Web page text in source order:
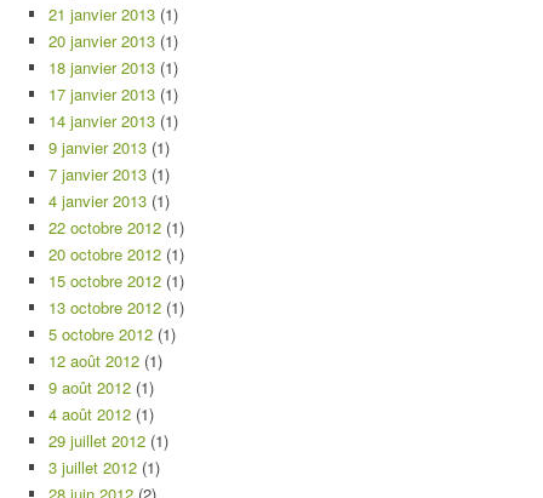
21 janvier 2013 (1)
20 janvier 2013 (1)
18 janvier 2013 (1)
17 janvier 2013 (1)
14 janvier 2013 (1)
9 janvier 2013 (1)
7 janvier 2013 (1)
4 janvier 2013 (1)
22 octobre 2012 (1)
20 octobre 2012 (1)
15 octobre 2012 (1)
13 octobre 2012 (1)
5 octobre 2012 (1)
12 août 2012 (1)
9 août 2012 (1)
4 août 2012 (1)
29 juillet 2012 (1)
3 juillet 2012 (1)